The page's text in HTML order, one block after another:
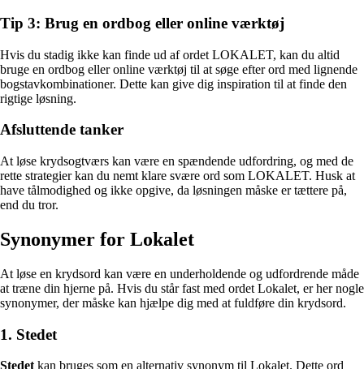
Tip 3: Brug en ordbog eller online værktøj
Hvis du stadig ikke kan finde ud af ordet LOKALET, kan du altid
bruge en ordbog eller online værktøj til at søge efter ord med lignende
bogstavkombinationer. Dette kan give dig inspiration til at finde den
rigtige løsning.
Afsluttende tanker
At løse krydsogtværs kan være en spændende udfordring, og med de
rette strategier kan du nemt klare svære ord som LOKALET. Husk at
have tålmodighed og ikke opgive, da løsningen måske er tættere på,
end du tror.
Synonymer for Lokalet
At løse en krydsord kan være en underholdende og udfordrende måde
at træne din hjerne på. Hvis du står fast med ordet Lokalet, er her nogle
synonymer, der måske kan hjælpe dig med at fuldføre din krydsord.
1. Stedet
Stedet kan bruges som en alternativ synonym til Lokalet. Dette ord